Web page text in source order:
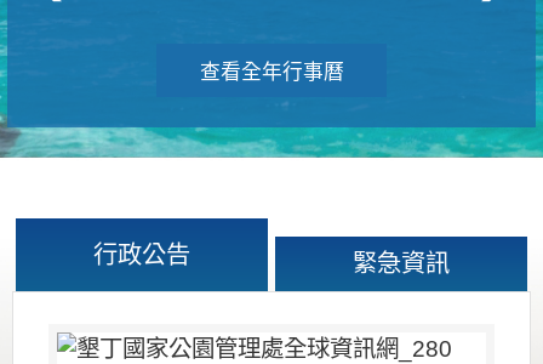
查看全年行事曆
行政公告 緊急資訊